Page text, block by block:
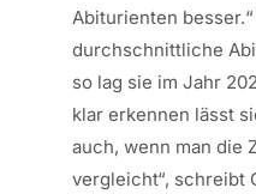
Abiturienten
durchschnittliche
so lag sie im Jahr
klar erkennen lässt
auch, wenn man die
vergleicht“, schreibt